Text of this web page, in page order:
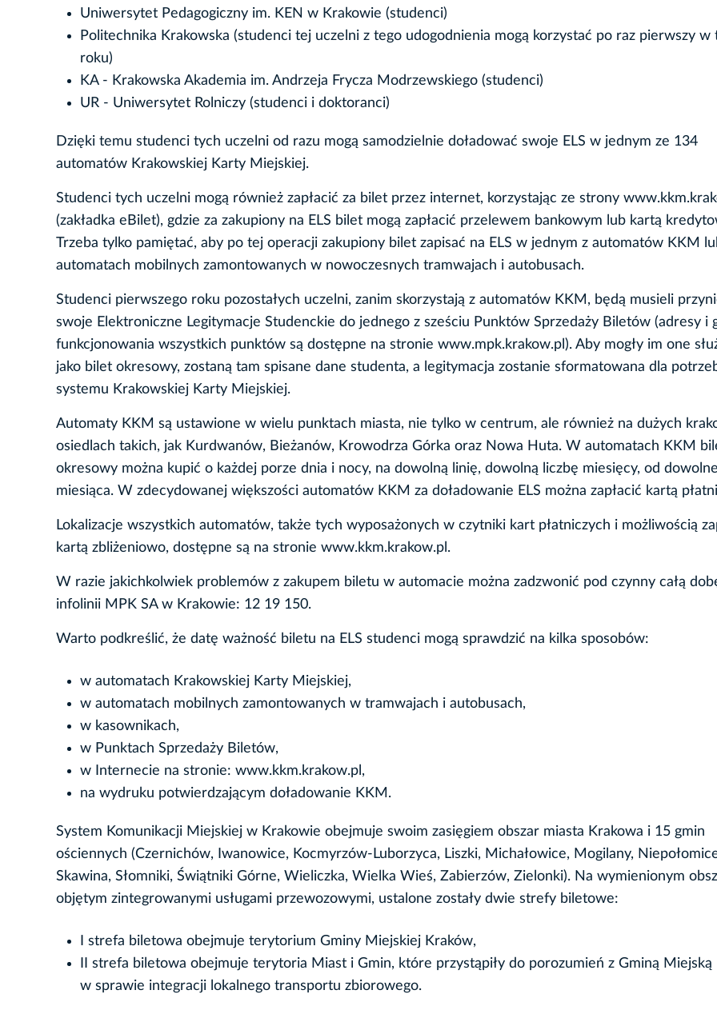
Uniwersytet Pedagogiczny im. KEN w Krakowie (studenci)
Politechnika Krakowska (studenci tej uczelni z tego udogodnienia mogą korzystać po raz pierwszy w
roku)
KA - Krakowska Akademia im. Andrzeja Frycza Modrzewskiego (studenci)
UR - Uniwersytet Rolniczy (studenci i doktoranci)
Dzięki temu studenci tych uczelni od razu mogą samodzielnie doładować swoje ELS w jednym ze 134
automatów Krakowskiej Karty Miejskiej.
Studenci tych uczelni mogą również zapłacić za bilet przez internet, korzystając ze strony
(zakładka eBilet), gdzie za zakupiony na ELS bilet mogą zapłacić przelewem bankowym lub kartą
Trzeba tylko pamiętać, aby po tej operacji zakupiony bilet zapisać na ELS w jednym z automatów KKM
automatach mobilnych zamontowanych w nowoczesnych tramwajach i autobusach.
Studenci pierwszego roku pozostałych uczelni, zanim skorzystają z automatów KKM, będą musieli
swoje Elektroniczne Legitymacje Studenckie do jednego z sześciu Punktów Sprzedaży Biletów (adresy i
funkcjonowania wszystkich punktów są dostępne na stronie www.mpk.krakow.pl). Aby mogły im one
jako bilet okresowy, zostaną tam spisane dane studenta, a legitymacja zostanie sformatowana dla
systemu Krakowskiej Karty Miejskiej.
Automaty KKM są ustawione w wielu punktach miasta, nie tylko w centrum, ale również na dużych
osiedlach takich, jak Kurdwanów, Bieżanów, Krowodrza Górka oraz Nowa Huta. W automatach KKM
okresowy można kupić o każdej porze dnia i nocy, na dowolną linię, dowolną liczbę miesięcy, od
miesiąca. W zdecydowanej większości automatów KKM za doładowanie ELS można zapłacić kartą
Lokalizacje wszystkich automatów, także tych wyposażonych w czytniki kart płatniczych i możliwością
kartą zbliżeniowo, dostępne są na stronie www.kkm.krakow.pl.
W razie jakichkolwiek problemów z zakupem biletu w automacie można zadzwonić pod czynny całą
infolinii MPK SA w Krakowie: 12 19 150.
Warto podkreślić, że datę ważność biletu na ELS studenci mogą sprawdzić na kilka sposobów:
w automatach Krakowskiej Karty Miejskiej,
w automatach mobilnych zamontowanych w tramwajach i autobusach,
w kasownikach,
w Punktach Sprzedaży Biletów,
w Internecie na stronie: www.kkm.krakow.pl,
na wydruku potwierdzającym doładowanie KKM.
System Komunikacji Miejskiej w Krakowie obejmuje swoim zasięgiem obszar miasta Krakowa i 15 gmin
ościennych (Czernichów, Iwanowice, Kocmyrzów-Luborzyca, Liszki, Michałowice, Mogilany,
Skawina, Słomniki, Świątniki Górne, Wieliczka, Wielka Wieś, Zabierzów, Zielonki). Na wymienionym
objętym zintegrowanymi usługami przewozowymi, ustalone zostały dwie strefy biletowe:
I strefa biletowa obejmuje terytorium Gminy Miejskiej Kraków,
II strefa biletowa obejmuje terytoria Miast i Gmin, które przystąpiły do porozumień z Gminą Miejską
w sprawie integracji lokalnego transportu zbiorowego.